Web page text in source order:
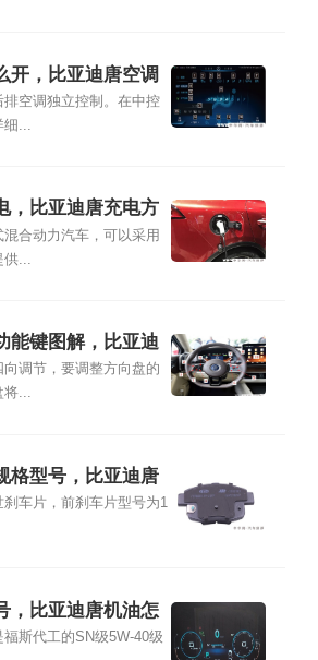
开，比亚迪唐空调
空调独立控制。在中控
...
，比亚迪唐充电方
合动力汽车，可以采用
...
能键图解，比亚迪
调节，要调整方向盘的
将...
格型号，比亚迪唐
车片，前刹车片型号为1
，比亚迪唐机油怎
斯代工的SN级5W-40级